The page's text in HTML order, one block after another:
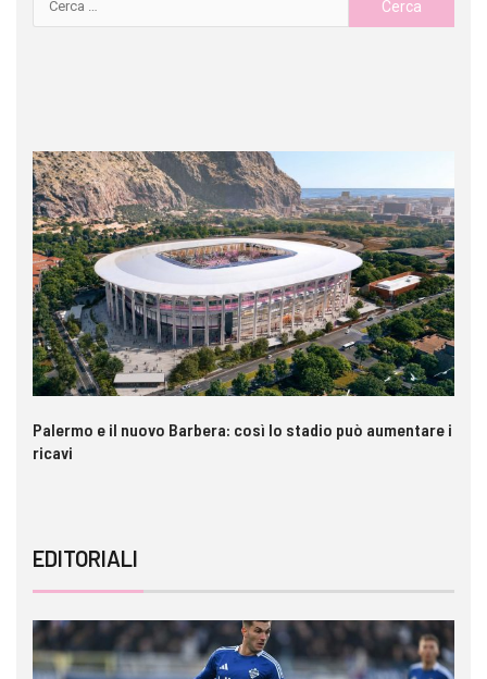
Palermo e il nuovo Barbera: così lo stadio può aumentare i
ricavi
EDITORIALI